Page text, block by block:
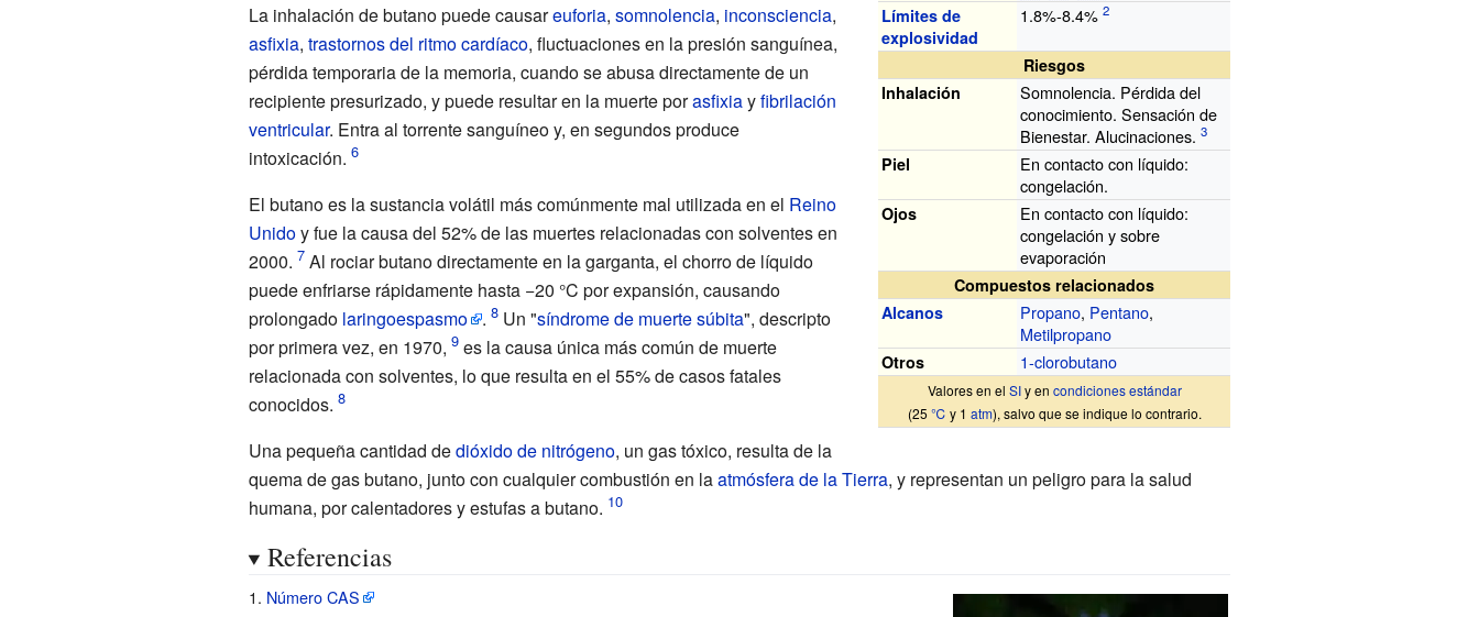
Límites de
explosividad
1.8%-8.4%
Riesgos
Inhalación
Somnolencia. Pérdida del
conocimiento. Sensación de
Bienestar. Alucinaciones.
Piel
En contacto con líquido:
congelación.
Ojos
En contacto con líquido:
congelación y sobre
evaporación
Compuestos relacionados
Alcanos
Propano, Pentano,
Metilpropano
Otros 1-clorobutano
Valores en el SIy en condiciones estándar
(25 ℃ y 1 atm), salvo que se indique lo contrario.
La inhalación de butano puede causareuforia, somnolencia, inconsciencia,
asfixia, trastornos del ritmo cardíaco, fluctuaciones en la presión sanguínea,
pérdida temporaria de la memoria, cuando se abusa directamente de un
recipiente presurizado, y puede resultar en la muerte porasfixiayfibrilación
ventricular. Entra al torrente sanguíneo y, en segundos produce
intoxicación.
El butano es la sustancia volátil más comúnmente mal utilizada en el Reino
Unidoy fue la causa del 52% de las muertes relacionadas con solventes en
2000. Al rociar butano directamente en la garganta, el chorro de líquido
puede enfriarse rápidamente hasta −20 °C por expansión, causando
prolongado laringoespasmo . Un "síndrome de muerte súbita", descripto
por primera vez, en 1970, es la causa única más común de muerte
relacionada con solventes, lo que resulta en el 55% de casos fatales
conocidos.
Una pequeña cantidad dedióxido de nitrógeno, un gas tóxico, resulta de la
quema de gas butano, junto con cualquier combustión en laatmósfera de la Tierra, y representan un peligro para la salud
humana, por calentadores y estufas a butano.
Referencias
Número CAS